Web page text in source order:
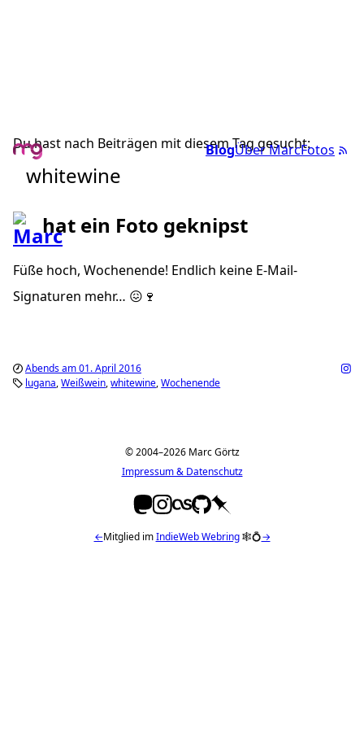
BlogÜber MarcFotos
Du hast nach Beiträgen mit diesem Tag gesucht:
whitewine
hat ein Foto geknipst
Füße hoch, Wochenende! Endlich keine E-Mail-
Signaturen mehr… 😖🍷
Abends am 01. April 2016
lugana Weißwein whitewine Wochenende
© 2004–2026 Marc Görtz
Impressum & Datenschutz
←Mitglied imIndieWeb Webring🕸💍→